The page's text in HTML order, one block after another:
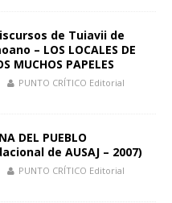
de Tuiavii de
– LOS LOCALES DE
MUCHOS PAPELES
PUNTO CRÍTICO Editorial
DEL PUEBLO
de AUSAJ – 2007)
PUNTO CRÍTICO Editorial